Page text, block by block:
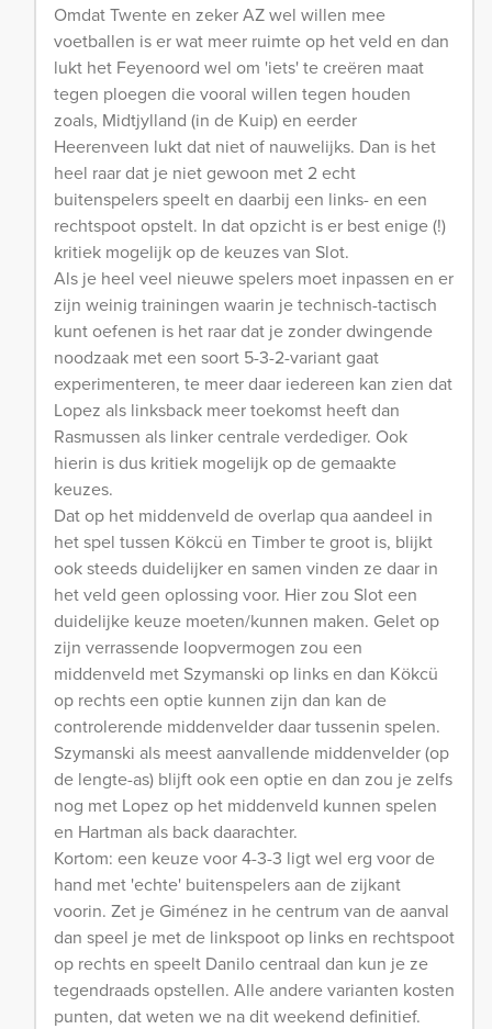
Omdat Twente en zeker AZ wel willen mee
voetballen is er wat meer ruimte op het veld en dan
lukt het Feyenoord wel om 'iets' te creëren maat
tegen ploegen die vooral willen tegen houden
zoals, Midtjylland (in de Kuip) en eerder
Heerenveen lukt dat niet of nauwelijks. Dan is het
heel raar dat je niet gewoon met 2 echt
buitenspelers speelt en daarbij een links- en een
rechtspoot opstelt. In dat opzicht is er best enige (!)
kritiek mogelijk op de keuzes van Slot.
Als je heel veel nieuwe spelers moet inpassen en er
zijn weinig trainingen waarin je technisch-tactisch
kunt oefenen is het raar dat je zonder dwingende
noodzaak met een soort 5-3-2-variant gaat
experimenteren, te meer daar iedereen kan zien dat
Lopez als linksback meer toekomst heeft dan
Rasmussen als linker centrale verdediger. Ook
hierin is dus kritiek mogelijk op de gemaakte
keuzes.
Dat op het middenveld de overlap qua aandeel in
het spel tussen Kökcü en Timber te groot is, blijkt
ook steeds duidelijker en samen vinden ze daar in
het veld geen oplossing voor. Hier zou Slot een
duidelijke keuze moeten/kunnen maken. Gelet op
zijn verrassende loopvermogen zou een
middenveld met Szymanski op links en dan Kökcü
op rechts een optie kunnen zijn dan kan de
controlerende middenvelder daar tussenin spelen.
Szymanski als meest aanvallende middenvelder (op
de lengte-as) blijft ook een optie en dan zou je zelfs
nog met Lopez op het middenveld kunnen spelen
en Hartman als back daarachter.
Kortom: een keuze voor 4-3-3 ligt wel erg voor de
hand met 'echte' buitenspelers aan de zijkant
voorin. Zet je Giménez in he centrum van de aanval
dan speel je met de linkspoot op links en rechtspoot
op rechts en speelt Danilo centraal dan kun je ze
tegendraads opstellen. Alle andere varianten kosten
punten, dat weten we na dit weekend definitief.